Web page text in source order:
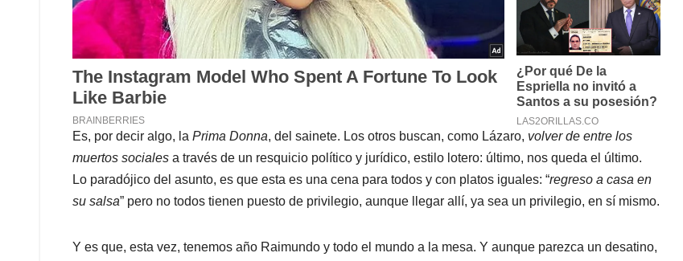
Es, por decir algo, la Prima Donna, del sainete. Los otros buscan, como Lázaro, volver de entre los
muertos sociales a través de un resquicio político y jurídico, estilo lotero: último, nos queda el último.
Lo paradójico del asunto, es que esta es una cena para todos y con platos iguales: “regreso a casa en
su salsa” pero no todos tienen puesto de privilegio, aunque llegar allí, ya sea un privilegio, en sí mismo.
Y es que, esta vez, tenemos año Raimundo y todo el mundo a la mesa. Y aunque parezca un desatino,